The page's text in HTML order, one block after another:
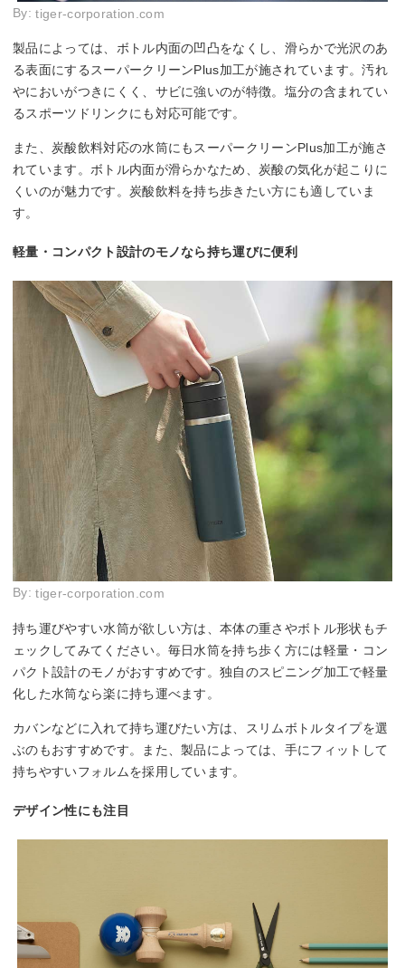
By:tiger-corporation.com
製品によっては、ボトル内面の凹凸をなくし、滑らかで光沢のあ
る表面にするスーパークリーンPlus加工が施されています。汚れ
やにおいがつきにくく、サビに強いのが特徴。塩分の含まれてい
るスポーツドリンクにも対応可能です。
また、炭酸飲料対応の水筒にもスーパークリーンPlus加工が施さ
れています。ボトル内面が滑らかなため、炭酸の気化が起こりに
くいのが魅力です。炭酸飲料を持ち歩きたい方にも適していま
す。
軽量・コンパクト設計のモノなら持ち運びに便利
By:tiger-corporation.com
持ち運びやすい水筒が欲しい方は、本体の重さやボトル形状もチ
ェックしてみてください。毎日水筒を持ち歩く方には軽量・コン
パクト設計のモノがおすすめです。独自のスピニング加工で軽量
化した水筒なら楽に持ち運べます。
カバンなどに入れて持ち運びたい方は、スリムボトルタイプを選
ぶのもおすすめです。また、製品によっては、手にフィットして
持ちやすいフォルムを採用しています。
デザイン性にも注目